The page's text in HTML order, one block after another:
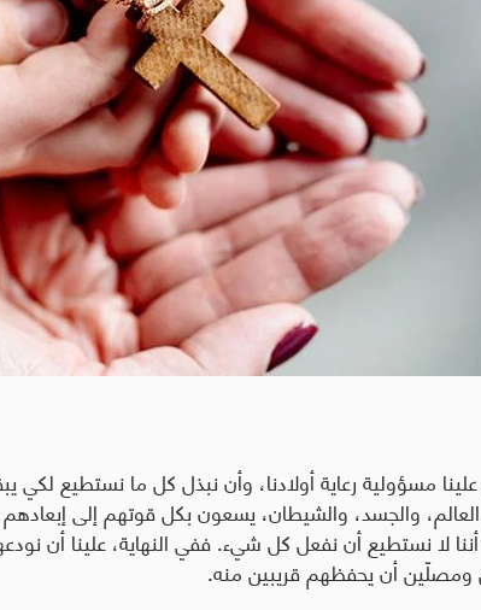
مسؤولية رعاية أولادنا، وأن نبذل كل ما نستطيع لكي
والجسد، والشيطان، يسعون بكل قوتهم إلى
لا نستطيع أن نفعل كل شيء. ففي النهاية، علينا أن
ومصلّين أن يحفظهم قريبين منه.